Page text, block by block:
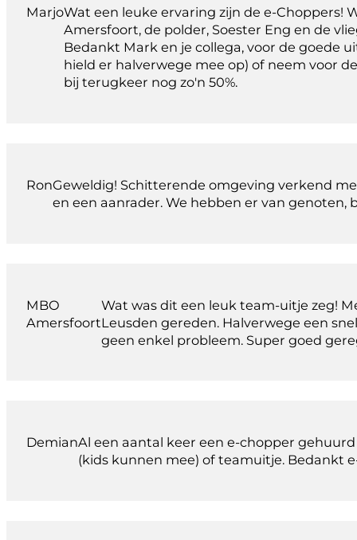
MarjoWat een leuke ervaring zijn de e-Choppers!
Amersfoort, de polder, Soester Eng en de
Bedankt Mark en je collega, voor de goede
hield er halverwege mee op) of neem voor
bij terugkeer nog zo'n 50%.
RonGeweldig! Schitterende omgeving verkend
en een aanrader. We hebben er van genoten,
MBO
Amersfoort
Wat was dit een leuk team-uitje zeg!
Leusden gereden. Halverwege een
geen enkel probleem. Super goed
DemianAl een aantal keer een e-chopper
(kids kunnen mee) of teamuitje. Bedankt